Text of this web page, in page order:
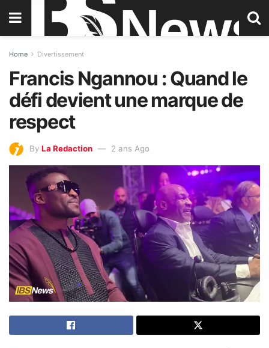
Home Divertissement
Francis Ngannou : Quand le
défi devient une marque de
respect
By La Redaction 2 ans Ago